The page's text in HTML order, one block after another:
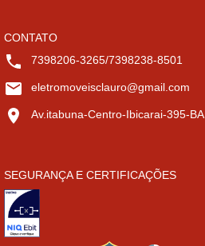
CONTATO
7398206-3265/7398238-8501
eletromoveisclauro@gmail.com
Av.itabuna-Centro-Ibicarai-395-BA
SEGURANÇA E CERTIFICAÇÕES